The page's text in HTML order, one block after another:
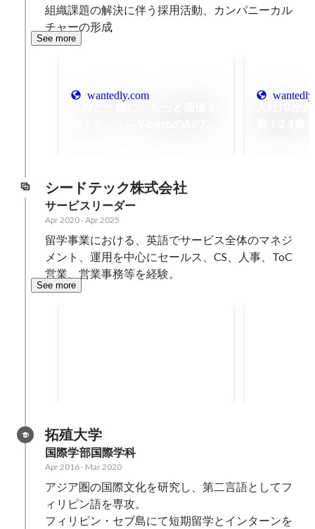
組織課題の解決に伴う採用活動、カンパニーカル
チャーの形成
See more
wantedly.com
シードテック株式会社
サービスリーダー
Apr 2020-Apr 2025
留学事業における、英語でサービス全体のマネジ
メント、運用を中心にセールス、CS、人事、ToC
営業、営業事務等を経験。
See more
拓殖大学
国際学部国際学科
Apr 2016- Mar 2020
アジア圏の国際文化を研究し、第二言語としてフ
ィリピン語を専攻。
フィリピン・セブ島にて短期留学とインターンを